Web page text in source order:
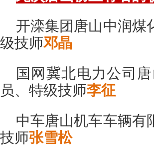
开滦集团唐山中润煤
级技师邓晶
国网冀北电力公司
员、特级技师李征
中车唐山机车车辆有
技师张雪松